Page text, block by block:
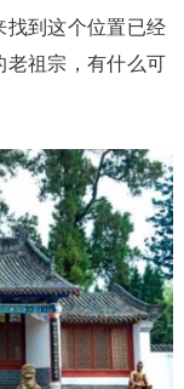
找到这个位置已经
老祖宗，有什么可